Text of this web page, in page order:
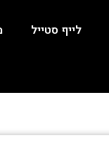
לייף סטייל